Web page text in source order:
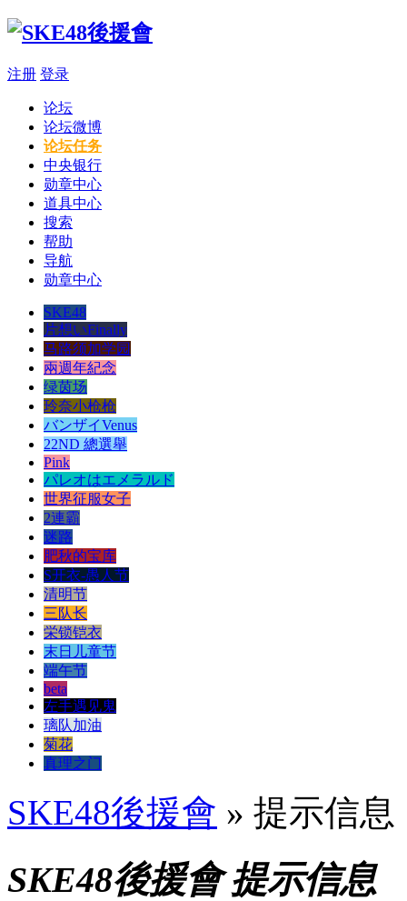
注册 登录
论坛
论坛微博
论坛任务
中央银行
勋章中心
道具中心
搜索
帮助
导航
勋章中心
SKE48
片想いFinally
马路须加学园
兩週年紀念
绿茵场
玲奈小枪枪
バンザイVenus
22ND 總選舉
Pink
パレオはエメラルド
世界征服女子
2連霸
迷路
肥秋的宝库
S开衣-愚人节
清明节
三队长
栄锁铠衣
末日儿童节
端午节
beta
左手遇见鬼
璃队加油
菊花
真理之门
SKE48後援會 » 提示信息
SKE48後援會 提示信息